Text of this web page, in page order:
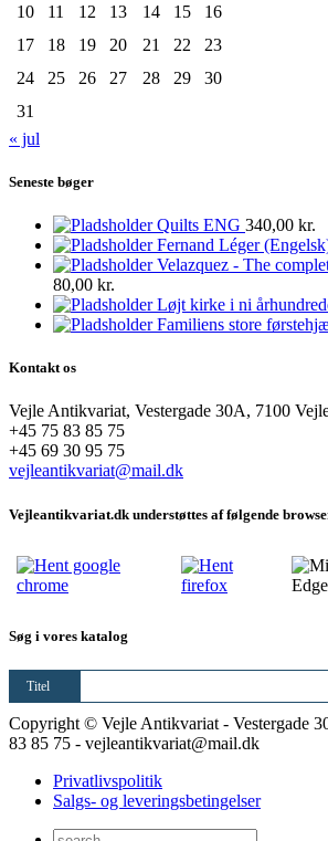
10
11 12 13 14 15
16
17
18 19 20 21 22
23
24
25 26 27 28 29
30
31
« jul
Seneste bøger
Quilts ENG 340,00 kr.
Fernand Léger
Velazquez - The
80,00 kr.
Løjt kirke i ni
Familiens store
Kontakt os
Vejle Antikvariat, Vestergade 30A, 7100
+45 75 83 85 75
+45 69 30 95 75
vejleantikvariat@mail.dk
Vejleantikvariat.dk understøttes af følgende
Søg i vores katalog
Titel
Copyright © Vejle Antikvariat - Vestergade
83 85 75 - vejleantikvariat@mail.dk
Privatlivspolitik
Salgs- og leveringsbetingelser